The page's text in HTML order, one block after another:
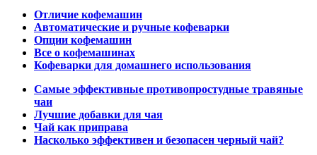
Отличие кофемашин
Автоматические и ручные кофеварки
Опции кофемашин
Все о кофемашинах
Кофеварки для домашнего использования
Самые эффективные противопростудные травяные
чаи
Лучшие добавки для чая
Чай как приправа
Насколько эффективен и безопасен черный чай?